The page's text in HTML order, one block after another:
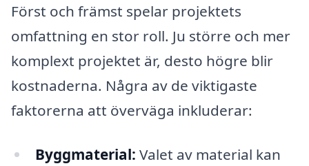
Först och främst spelar projektets
omfattning en stor roll. Ju större och mer
komplext projektet är, desto högre blir
kostnaderna. Några av de viktigaste
faktorerna att överväga inkluderar:
Byggmaterial: Valet av material kan